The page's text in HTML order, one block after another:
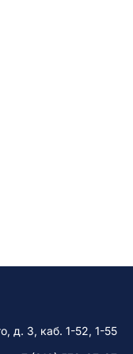
д. 3, каб. 1-52, 1-55